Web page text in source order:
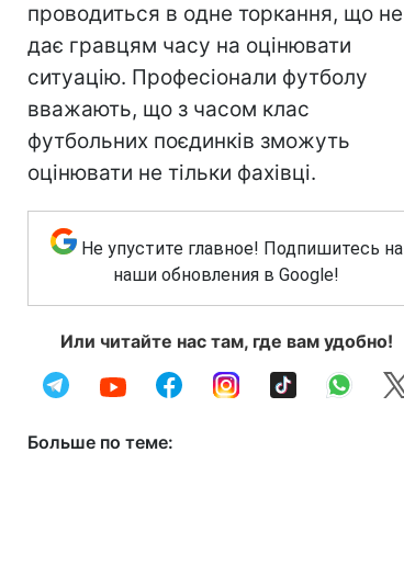
проводиться в одне торкання, що не
дає гравцям часу на оцінювати
ситуацію. Професіонали футболу
вважають, що з часом клас
футбольних поєдинків зможуть
оцінювати не тільки фахівці.
Не упустите главное! Подпишитесь на
наши обновления в Google!
Или читайте нас там, где вам удобно!
Больше по теме: